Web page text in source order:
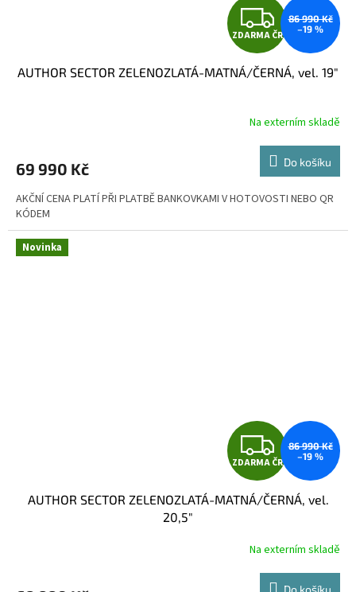
Z
D
A
R
M
A
ZDARMA ČR
86 990 Kč
–19 %
AUTHOR SECTOR ZELENOZLATÁ-MATNÁ/ČERNÁ, vel. 19"
Na externím skladě
69 990 Kč Do košíku
AKČNÍ CENA PLATÍ PŘI PLATBĚ BANKOVKAMI V HOTOVOSTI NEBO QR
KÓDEM
Novinka
Z
D
A
R
M
ZDARMA ČR
86 990 Kč
–19 %
AUTHOR SECTOR ZELENOZLATÁ-MATNÁ/ČERNÁ, vel.
20,5"
Na externím skladě
Do košíku